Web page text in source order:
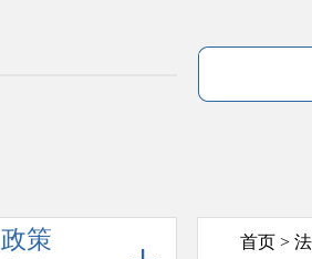
政策
首页 >